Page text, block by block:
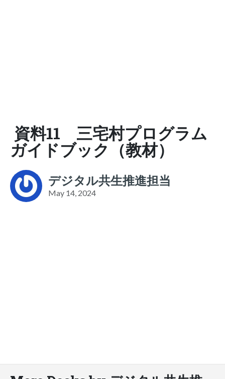
資料11 三宅村プログラム
ガイドブック（教材）
デジタル共生推進担当
May 14, 2024